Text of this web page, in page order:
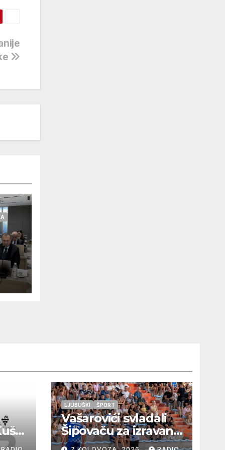
LJUBUŠKI ŠPORT
Vašarovići svladali
Šipovaču za izravan
plasman u